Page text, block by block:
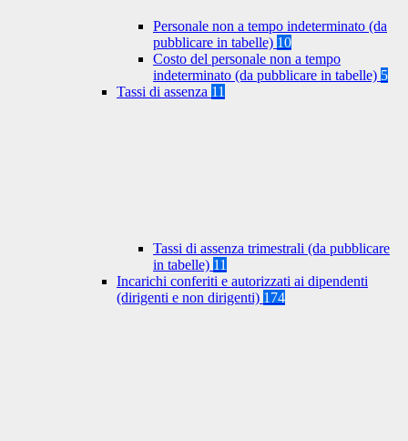
Personale non a tempo indeterminato (da
pubblicare in tabelle) 10
Costo del personale non a tempo
indeterminato (da pubblicare in tabelle) 5
Tassi di assenza 11
Tassi di assenza trimestrali (da pubblicare
in tabelle) 11
Incarichi conferiti e autorizzati ai dipendenti
(dirigenti e non dirigenti) 174